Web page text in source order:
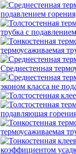
подавлением
трубка c
термоусаживаемая
Среднестенная
эконом класса не
подавляющая
термоусаживаемая